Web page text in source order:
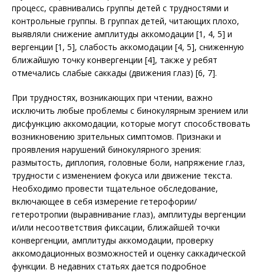
процесс, сравнивались группы детей с трудностями и
контрольные группы. В группах детей, читающих плохо,
выявляли снижение амплитуды аккомодации [1, 4, 5] и
вергенции [1, 5], слабость аккомодации [4, 5], сниженную
ближайшую точку конвергенции [4], также у ребят
отмечались слабые саккады (движения глаз) [6, 7].
При трудностях, возникающих при чтении, важно
исключить любые проблемы с бинокулярным зрением или
дисфункцию аккомодации, которые могут способствовать
возникновению зрительных симптомов. Признаки и
проявления нарушений бинокулярного зрения:
размытость, диплопия, головные боли, напряжение глаз,
трудности с изменением фокуса или движение текста.
Необходимо провести тщательное обследование,
включающее в себя измерение гетерофории/
гетеротропии (выравнивание глаз), амплитуды вергенции
и/или несоответствия фиксации, ближайшей точки
конвергенции, амплитуды аккомодации, проверку
аккомодационных возможностей и оценку саккадической
функции. В недавних статьях дается подробное